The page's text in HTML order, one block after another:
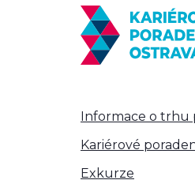
Informace o trhu
Kariérové
Exkurze